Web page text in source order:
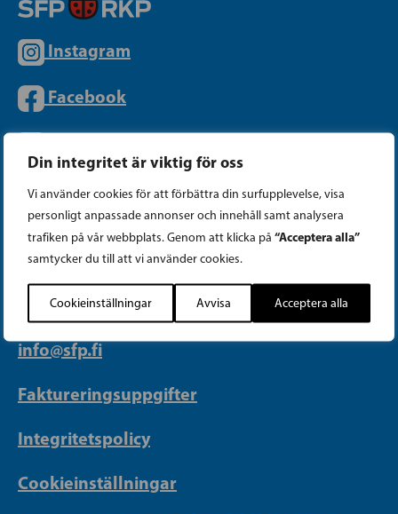
Din integritet är viktig för oss
Vi använder cookies för att förbättra din surfupplevelse, visa
personligt anpassade annonser och innehåll samt analysera
trafiken på vår webbplats. Genom att klicka på “Acceptera alla”
samtycker du till att vi använder cookies.
Cookieinställningar Avvisa Acceptera alla
Instagram
Facebook
PARTIKANSLIET
Telefon (09) 693 070
PB 430, 00101 Helsingfors
Georgsgatan 27, 00100 Helsingfors
info@sfp.fi
Faktureringsuppgifter
Integritetspolicy
Cookieinställningar